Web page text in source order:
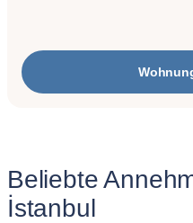
Beliebte
İstanbul